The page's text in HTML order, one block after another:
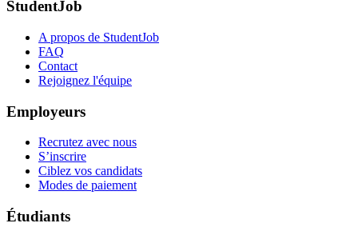
StudentJob
A propos de StudentJob
FAQ
Contact
Rejoignez l'équipe
Employeurs
Recrutez avec nous
S’inscrire
Ciblez vos candidats
Modes de paiement
Étudiants